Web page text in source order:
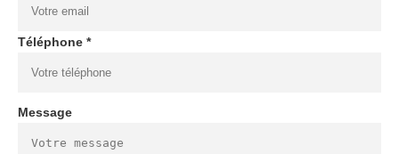
Téléphone *
Message